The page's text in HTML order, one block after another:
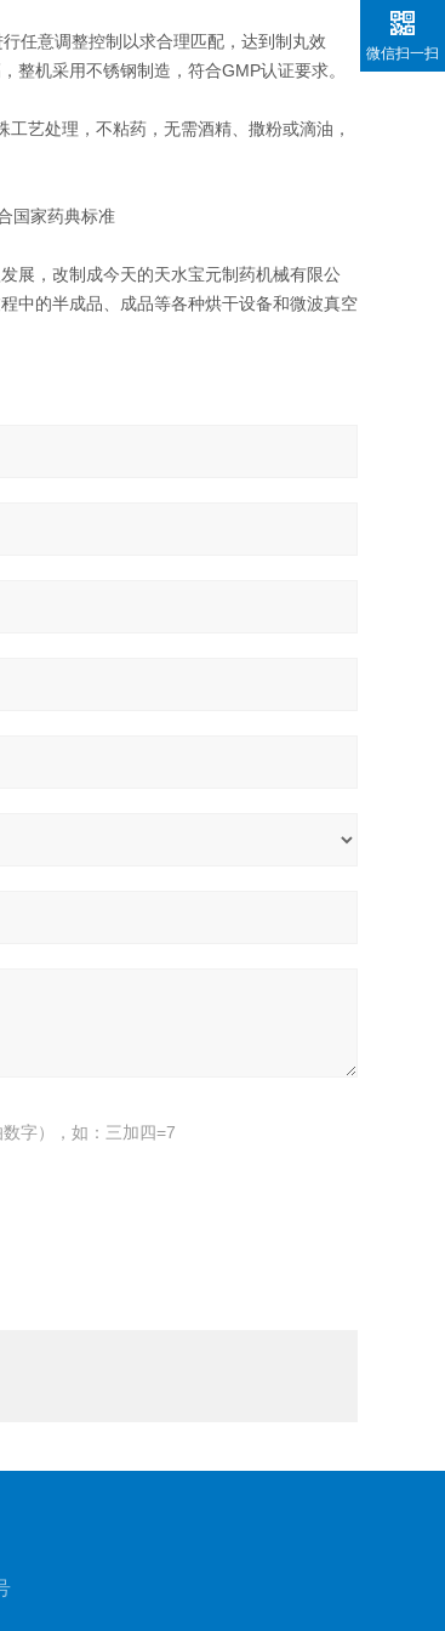
任意调整控制以求合理匹配，达到制丸效
整机采用不锈钢制造，符合GMP认证要求。
艺处理，不粘药，无需酒精、撒粉或滴油，
国家药典标准
，改制成今天的天水宝元制药机械有限公
中的半成品、成品等各种烘干设备和微波真空
字），如：三加四=7
微信扫一扫